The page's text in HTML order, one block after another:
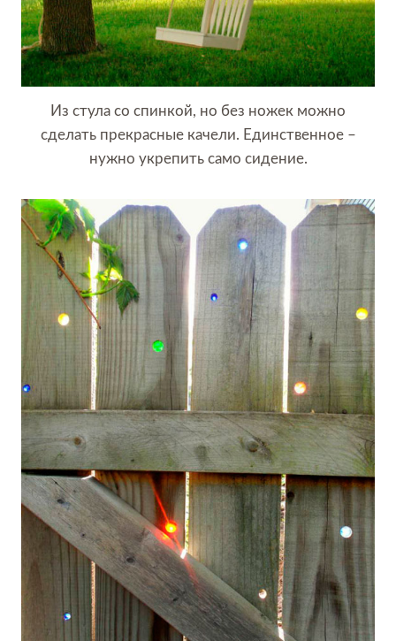
Из стула со спинкой, но без ножек можно
сделать прекрасные качели. Единственное –
нужно укрепить само сидение.